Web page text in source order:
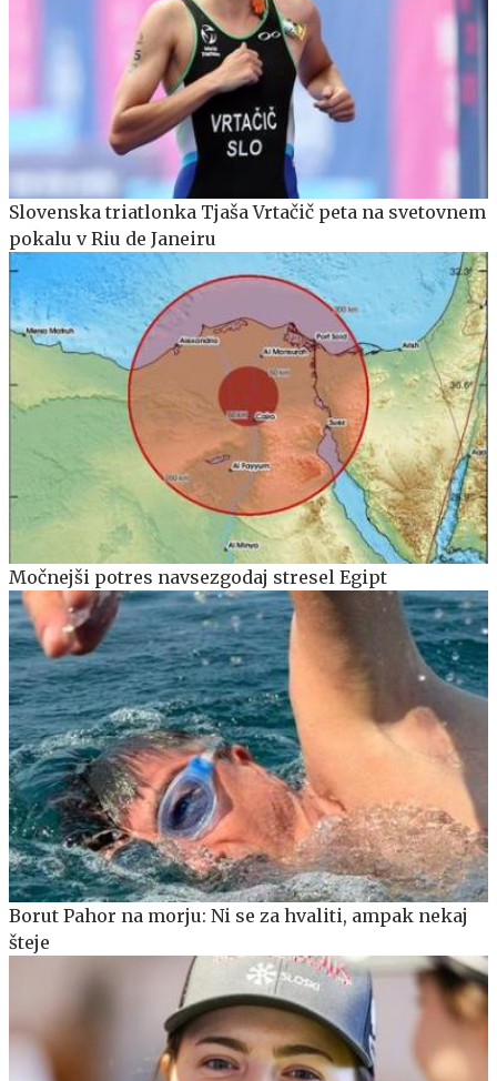
Slovenska triatlonka Tjaša Vrtačič peta na svetovnem
pokalu v Riu de Janeiru
Močnejši potres navsezgodaj stresel Egipt
Borut Pahor na morju: Ni se za hvaliti, ampak nekaj
šteje